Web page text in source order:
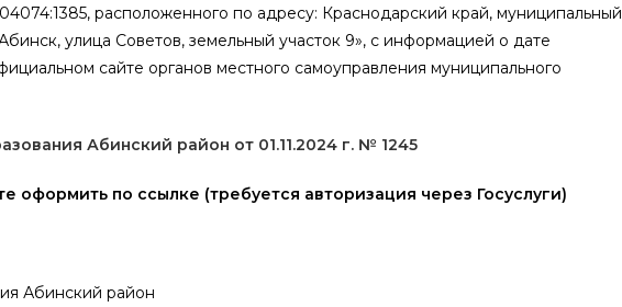
расположенного по адресу: Краснодарский край, муниципальный
улица Советов, земельный участок 9», с информацией о дате
сайте органов местного самоуправления муниципального
Абинский район от 01.11.2024 г. № 1245
по ссылке (требуется авторизация через Госуслуги)
район